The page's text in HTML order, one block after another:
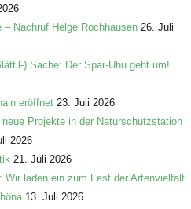
– Nachruf Helge Rochhausen 26. Juli
) Sache: Der Spar-Uhu geht um!
eröffnet 23. Juli 2026
Projekte in der Naturschutzstation
2026
21. Juli 2026
Wir laden ein zum Fest der Artenvielfalt
13. Juli 2026